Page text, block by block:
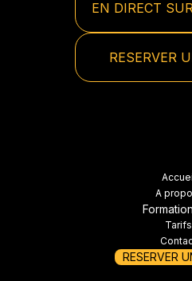
EN DIRECT
RESERVER
A
Tarifs
RESERVER